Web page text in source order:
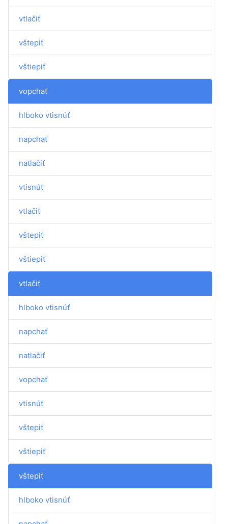
vtlačiť
vštepiť
vštiepiť
vopchať
hlboko vtisnúť
napchať
natlačiť
vtisnúť
vtlačiť
vštepiť
vštiepiť
vtlačiť
hlboko vtisnúť
napchať
natlačiť
vopchať
vtisnúť
vštepiť
vštiepiť
vštepiť
hlboko vtisnúť